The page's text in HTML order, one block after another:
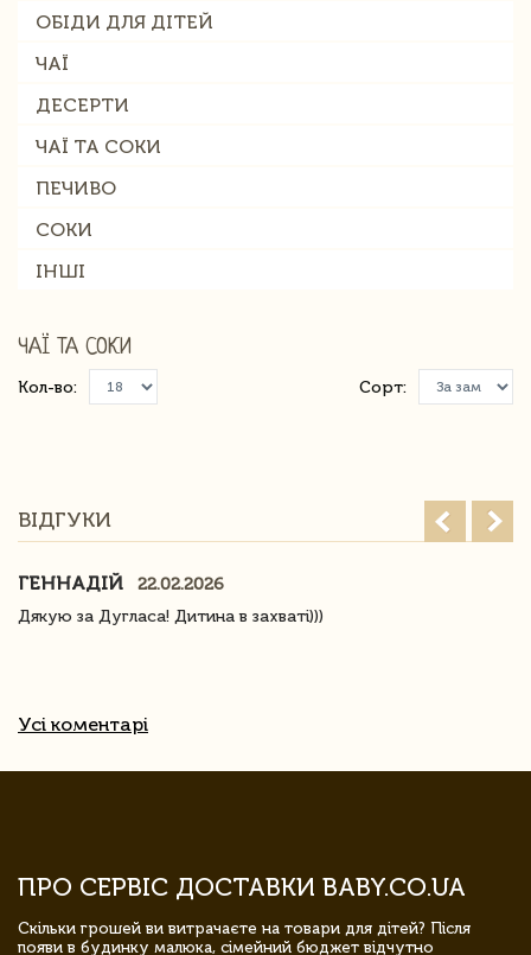
ОБІДИ ДЛЯ ДІТЕЙ
ЧАЇ
ДЕСЕРТИ
ЧАЇ ТА СОКИ
ПЕЧИВО
СОКИ
ІНШІ
ЧАЇ ТА СОКИ
Кол-во: Сорт:
ВІДГУКИ
ГЕННАДІЙ
22.02.2026
Дякую за Дугласа! Дитина в захваті)))
Усі коментарі
ПРО СЕРВІС ДОСТАВКИ BABY.CO.UA
Скільки грошей ви витрачаєте на товари для дітей? Після
появи в будинку малюка, сімейний бюджет відчутно